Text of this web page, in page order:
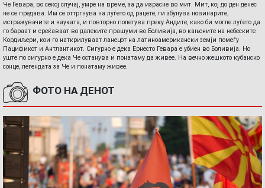
Че Гевара, во секој случај, умре на време, за да израсне во мит. Мит, кој до ден денес
не се предава. Им се оттргнува на луѓето од рацете, ги збунува новинарите,
истражувачите и науката, и повторно полетува преку Андите, како би могле луѓето да
го бараат и среќаваат во далеките прашуми во Боливија, во кањоните на небеските
Кордиљери, кои го наткрилуваат ланецот на латиноамерикански земји помеѓу
Пацификот и Антлантикот. Сигурно е дека Ернесто Гевара е убиен во Боливија. Но
уште по сигурно е дека Че останува и понатаму да живее. На вечно жешкото кубанско
сонце, легендата за Че и понатаму живее.
ФОТО НА ДЕНОТ